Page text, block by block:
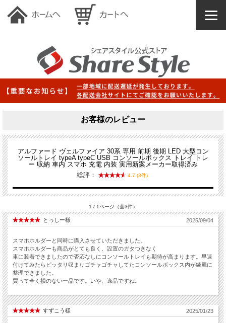
お客様のレビュー
アルファード ヴェルファイア 30系 専用 前期 後期 LED 大型コン
ソールトレイ typeA typeC USB コンソールボックス トレイ トレ
ー 収納 車内 スマホ 充電 内装 実用新案メーカー取得済み
総評：
4.7 (3件)
1 / 1ページ（全3件）
とっしー様 2025/09/04
スマホホルダーと同時に購入させていただきました。
スマホホルダーも商品がとても良く、設置のガタつきなく
車に装着できましたので否応なしにコンソールトレイも期待が高まります。早速
付けてみたらピッタリ収まりゴチャゴチャしてたコンソールボックス内が綺麗に
整理できました。
買って全く損のない一品です。いや、逸品ですね。
すずこう様 2025/01/23